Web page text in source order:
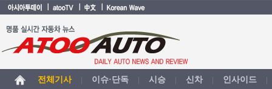
전체기사 | 이슈·단독 | 시승 | 신차 | 인사이드 |